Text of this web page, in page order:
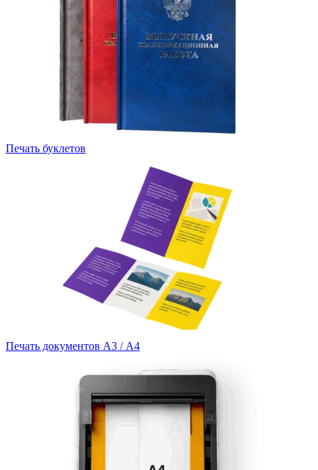
Печать буклетов
Печать документов А3 / А4